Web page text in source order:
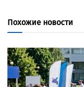
Похожие новости